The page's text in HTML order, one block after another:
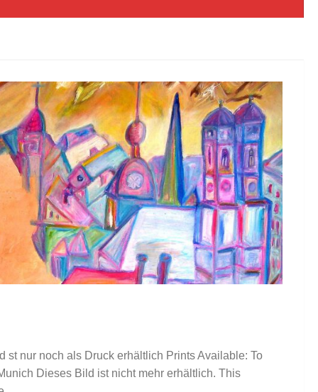
st nur noch als Druck erhältlich Prints Available: To
Dieses Bild ist nicht mehr erhältlich. This